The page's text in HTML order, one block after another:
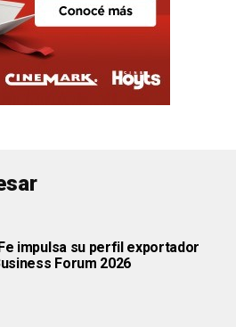
impulsa su perfil exportador
Forum 2026